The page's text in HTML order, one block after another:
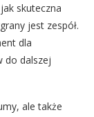
skuteczna
jest zespół.
dla
do dalszej
ale także